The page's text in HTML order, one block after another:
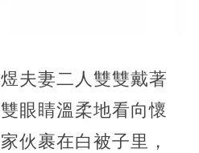
夫妻二人雙雙戴著
眼睛溫柔地看向懷
伙裹在白被子里，